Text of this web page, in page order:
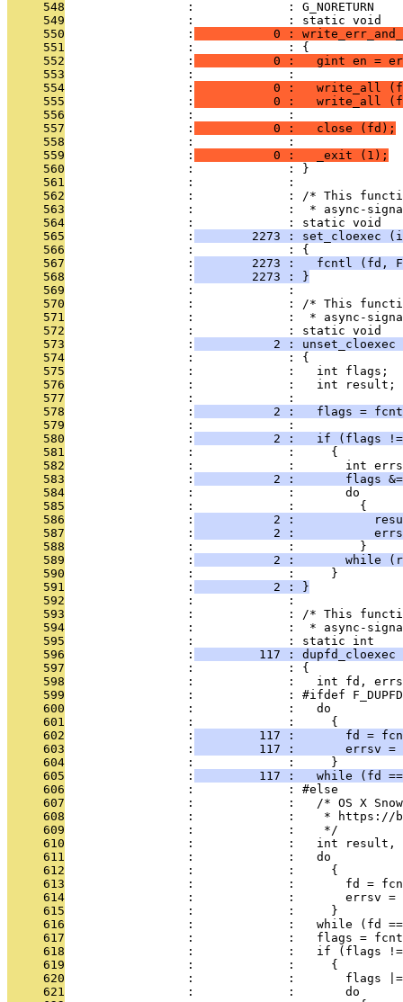
     548
                 :             : G_NORETURN
     549
                 :             : static void
     550
                 :
0 :
     551
                 :             : {
     552
                 :
0 :   gint en =
     553
                 :             :
     554
                 :
0 :   write_all
     555
                 :
0 :   write_all
     556
                 :             :
     557
                 :
           0 :   close (fd);
     558
                 :             :
     559
                 :
           0 :   _exit (1);
     560
                 :             : }
     561
                 :             :
     562
:             : /* This
     563
:             :  * async-
     564
                 :             : static void
     565
                 :
2273 : set_cloexec
     566
                 :             : {
     567
                 :
2273 :   fcntl (fd,
     568
                 :
        2273 : }
     569
                 :             :
     570
:             : /* This
     571
:             :  * async-
     572
                 :             : static void
     573
                 :
2 : unset_cloexec
     574
                 :             : {
     575
                 :             :   int flags;
     576
                 :             :   int result;
     577
                 :             :
     578
                 :
2 :   flags =
     579
                 :             :
     580
                 :
2 :   if (flags
     581
                 :             :     {
     582
:             :       int
     583
                 :
2 :       flags
     584
                 :             :       do
     585
                 :             :         {
     586
                 :
2 :
     587
                 :
2 :
     588
                 :             :         }
     589
                 :
2 :       while
     590
                 :             :     }
     591
                 :
           2 : }
     592
                 :             :
     593
:             : /* This
     594
:             :  * async-
     595
                 :             : static int
     596
                 :
117 : dupfd_cloexec
     597
                 :             : {
     598
:             :   int fd,
     599
:             : #ifdef
     600
                 :             :   do
     601
                 :             :     {
     602
                 :
117 :       fd =
     603
                 :
117 :       errsv =
     604
                 :             :     }
     605
                 :
117 :   while (fd
     606
                 :             : #else
     607
:             :   /* OS X
     608
:             :    *
     609
                 :             :    */
     610
:             :   int result,
     611
                 :             :   do
     612
                 :             :     {
     613
:             :       fd =
     614
:             :       errsv =
     615
                 :             :     }
     616
:             :   while (fd
     617
:             :   flags =
     618
:             :   if (flags
     619
                 :             :     {
     620
:             :       flags
     621
                 :             :       do